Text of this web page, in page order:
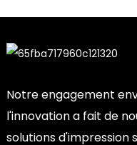
Notre engagement
l'innovation a fait de
solutions d'impression